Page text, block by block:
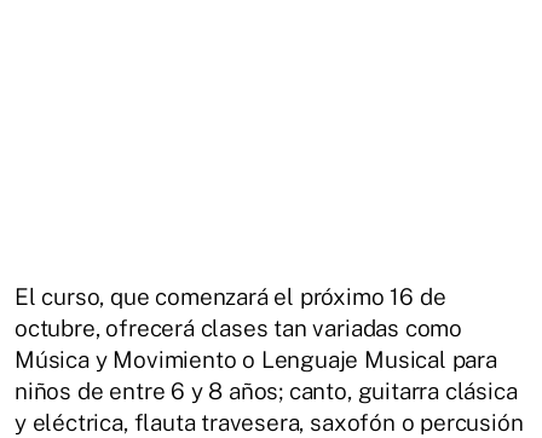
El curso, que comenzará el próximo 16 de
octubre, ofrecerá clases tan variadas como
Música y Movimiento o Lenguaje Musical para
niños de entre 6 y 8 años; canto, guitarra clásica
y eléctrica, flauta travesera, saxofón o percusión